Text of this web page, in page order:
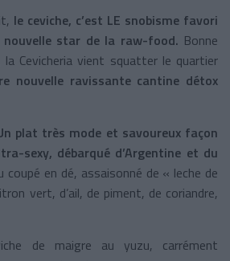
le ceviche, c’est LE snobisme favori
star de la raw-food. Bonne
Cevicheria vient squatter le quartier
nouvelle ravissante cantine détox
plat très mode et savoureux façon
sexy, débarqué d’Argentine et du
coupé en dé, assaisonné de « leche de
vert, d’ail, de piment, de coriandre,
de maigre au yuzu, carrément